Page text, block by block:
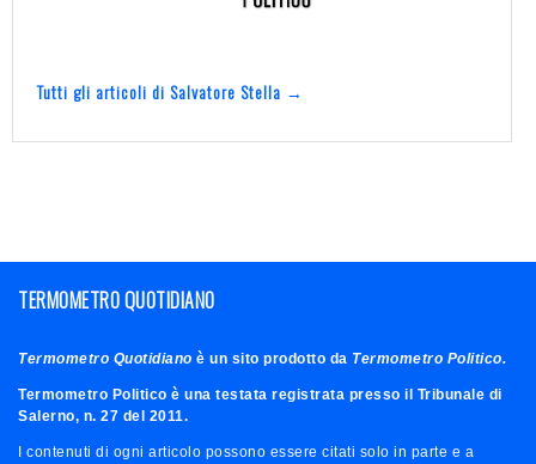
Tutti gli articoli di Salvatore Stella →
TERMOMETRO QUOTIDIANO
Termometro Quotidiano è un sito prodotto da Termometro Politico.
Termometro Politico è una testata registrata presso il Tribunale di
Salerno, n. 27 del 2011.
I contenuti di ogni articolo possono essere citati solo in parte e a